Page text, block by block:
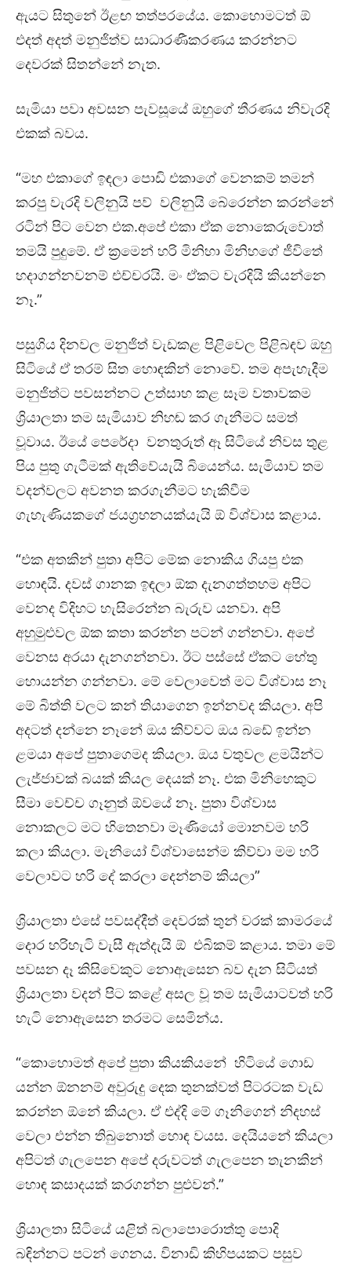
ඇයට සිතුනේ ඊළඟ තත්පරයේය. කොහොමටත් ඕ
එදත් අදත් මනුජිත්ව සාධාරණීකරණය කරන්නට
දෙවරක් සිතන්නේ නැත.
සැමියා පවා අවසන පැවසූයේ ඔහුගේ තීරණය නිවැරදි
එකක් බවය.
“මහ එකාගේ ඉඳලා පොඩි එකාගේ වෙනකම් තමන්
කරපු වැරදි වලිනුයි පව් වලිනුයි බේරෙන්න කරන්නේ
රටින් පිට වෙන එක.අපේ එකා ඒක නොකෙරුවොත්
තමයි පුදුමේ. ඒ ක්‍රමෙන් හරි මිනිහා මිනිහගේ ජීවිතේ
හදාගන්නවනම් එච්චරයි. මං ඒකට වැරදියි කියන්නෙ
නෑ.”
පසුගිය දිනවල මනුජිත් වැඩකළ පිළිවෙල පිළිබඳව ඔහු
සිටියේ ඒ තරම් සිත හොඳකින් නොවේ. තම අපැහැදීම
මනුජිත්ට පවසන්නට උත්සාහ කළ සෑම වතාවකම
ශ්‍රියාලතා තම සැමියාව නිහඬ කර ගැනීමට සමත්
වූවාය. ඊයේ පෙරේදා වනතුරුත් ඈ සිටියේ නිවස තුළ
පිය පුතු ගැටීමක් ඇතිවේයැයි බියෙන්ය. සැමියාව තම
වදන්වලට අවනත කරගැනීමට හැකිවීම
ගැහැණියකගේ ජයග්‍රහනයක්යැයි ඕ විශ්වාස කළාය.
“එක අතකින් පුතා අපිට මේක නොකිය ගියපු එක
හොඳයි. දවස් ගානක ඉඳලා ඕක දැනගත්තහම අපිට
වෙනද විදිහට හැසිරෙන්න බැරුව යනවා. අපි
අහුමුළුවල ඕක කතා කරන්න පටන් ගන්නවා. අපේ
වෙනස අරයා දැනගන්නවා. ඊට පස්සේ ඒකට හේතු
හොයන්න ගන්නවා. මේ වෙලාවෙත් මට විශ්වාස නෑ
මේ බිත්ති වලට කන් තියාගෙන ඉන්නවද කියලා. අපි
අදටත් දන්නෙ නෑනේ ඔය කිව්වට ඔය බඩේ ඉන්න
ළමයා අපේ පුතාගෙමද කියලා. ඔය වතුවල ළමයින්ට
ලැජ්ජාවක් බයක් කියල දෙයක් නෑ. එක මිනිහෙකුට
සීමා වෙච්ච ගෑනුත් ඕවයේ නෑ. පුතා විශ්වාස
නොකලට මට හිතෙනවා මෑණියෝ මොනවම හරි
කලා කියලා. මැනියෝ විශ්වාසෙන්ම කිව්වා මම හරි
වෙලාවට හරි දේ කරලා දෙන්නම් කියලා”
ශ්‍රියාලතා එසේ පවසද්දීත් දෙවරක් තුන් වරක් කාමරයේ
දොර හරිහැටි වැසී ඇත්දැයි ඕ එබිකම් කළාය. තමා මේ
පවසන දෑ කිසිවෙකුට නොඇසෙන බව දැන සිටියත්
ශ්‍රියාලතා වදන් පිට කළේ අසල වූ තම සැමියාටවත් හරි
හැටි නොඇසෙන තරමට සෙමින්ය.
“කොහොමත් අපේ පුතා කියකියනේ හිටියේ ගොඩ
යන්න ඕනනම් අවුරුදු දෙක තුනක්වත් පිටරටක වැඩ
කරන්න ඕනේ කියලා. ඒ එද්දි මේ ගෑනිගෙන් නිදහස්
වෙලා එන්න තිබුනොත් හොඳ වයස. දෙයියනේ කියලා
අපිටත් ගැලපෙන අපේ දරුවටත් ගැලපෙන තැනකින්
හොඳ කසාදයක් කරගන්න පුළුවන්.”
ශ්‍රියාලතා සිටියේ යළිත් බලාපොරොත්තු පොදි
බඳින්නට පටන් ගෙනය. විනාඩි කිහිපයකට පසුව